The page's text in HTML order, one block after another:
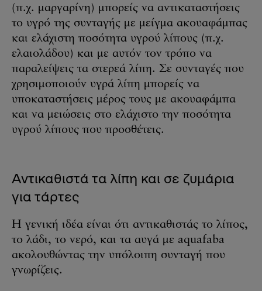
(π.χ. μαργαρίνη) μπορείς να αντικαταστήσεις
το υγρό της συνταγής με μείγμα ακουαφάμπας
και ελάχιστη ποσότητα υγρού λίπους (π.χ.
ελαιολάδου) και με αυτόν τον τρόπο να
παραλείψεις τα στερεά λίπη. Σε συνταγές που
χρησιμοποιούν υγρά λίπη μπορείς να
υποκαταστήσεις μέρος τους με ακουαφάμπα
και να μειώσεις στο ελάχιστο την ποσότητα
υγρού λίπους που προσθέτεις.
Αντικαθιστά τα λίπη και σε ζυμάρια
για τάρτες
Η γενική ιδέα είναι ότι αντικαθιστάς το λίπος,
το λάδι, το νερό, και τα αυγά με aquafaba
ακολουθώντας την υπόλοιπη συνταγή που
γνωρίζεις.